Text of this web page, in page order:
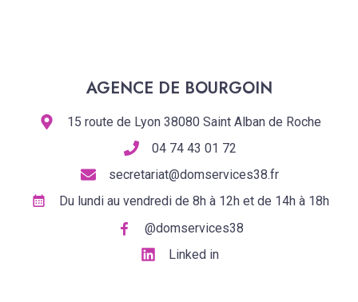
AGENCE DE BOURGOIN
15 route de Lyon 38080 Saint Alban de Roche
04 74 43 01 72
secretariat@domservices38.fr
Du lundi au vendredi de 8h à 12h et de 14h à 18h
@domservices38
Linked in